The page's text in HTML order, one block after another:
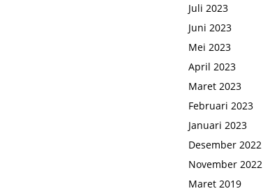
Juli 2023
Juni 2023
Mei 2023
April 2023
Maret 2023
Februari 2023
Januari 2023
Desember 2022
November 2022
Maret 2019